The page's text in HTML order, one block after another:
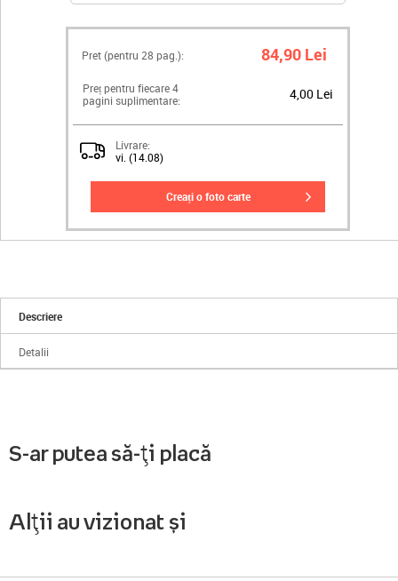
Pret (pentru 28 pag.): 84,90 Lei
Preț pentru fiecare 4
pagini suplimentare:
4,00 Lei
Livrare:
vi. (14.08)
creați o foto carte
Descriere
Detalii
S-ar putea să-ți placă
Alții au vizionat și